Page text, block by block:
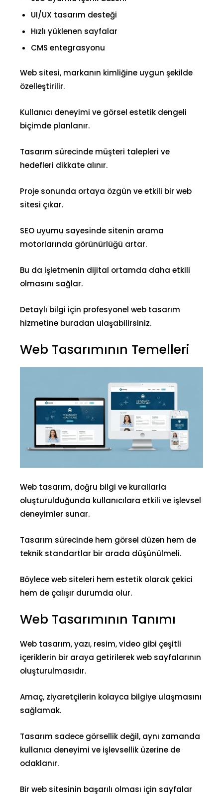
UI/UX tasarım desteği
Hızlı yüklenen sayfalar
CMS entegrasyonu
Web sitesi, markanın kimliğine uygun şekilde
özelleştirilir.
Kullanıcı deneyimi ve görsel estetik dengeli
biçimde planlanır.
Tasarım sürecinde müşteri talepleri ve
hedefleri dikkate alınır.
Proje sonunda ortaya özgün ve etkili bir web
sitesi çıkar.
SEO uyumu sayesinde sitenin arama
motorlarında görünürlüğü artar.
Bu da işletmenin dijital ortamda daha etkili
olmasını sağlar.
Detaylı bilgi için profesyonel web tasarım
hizmetine buradan ulaşabilirsiniz.
Web Tasarımının Temelleri
Web tasarım, doğru bilgi ve kurallarla
oluşturulduğunda kullanıcılara etkili ve işlevsel
deneyimler sunar.
Tasarım sürecinde hem görsel düzen hem de
teknik standartlar bir arada düşünülmeli.
Böylece web siteleri hem estetik olarak çekici
hem de çalışır durumda olur.
Web Tasarımının Tanımı
Web tasarım, yazı, resim, video gibi çeşitli
içeriklerin bir araya getirilerek web sayfalarının
oluşturulmasıdır.
Amaç, ziyaretçilerin kolayca bilgiye ulaşmasını
sağlamak.
Tasarım sadece görsellik değil, aynı zamanda
kullanıcı deneyimi ve işlevsellik üzerine de
odaklanır.
Bir web sitesinin başarılı olması için sayfalar